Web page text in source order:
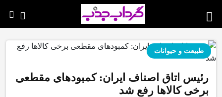
طبیعت و حیوانات
رئیس اتاق اصناف ایران: کمبودهای مقطعی
برخی کالاها رفع شد